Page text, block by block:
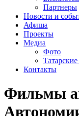
Партнеры
Новости и
Афиша
Проекты
Медиа
Фото
Контакты
Фильмы